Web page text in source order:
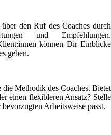
den Ruf des Coaches durch
und Empfehlungen.
können Dir Einblicke
geben.
die Methodik des Coaches. Bietet
einen flexibleren Ansatz? Stelle
Arbeitsweise passt.